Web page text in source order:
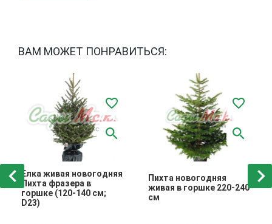
ВАМ МОЖЕТ ПОНРАВИТЬСЯ:
Елка живая новогодняя
Пихта фразера в
горшке (120-140 см;
D23)
Пихта новогодняя
живая в горшке 220-240
см